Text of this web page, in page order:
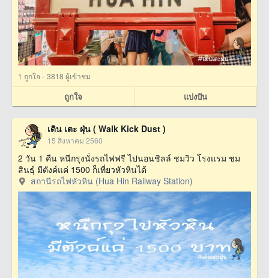
1 ถูกใจ · 3818 ผู้เข้าชม
ถูกใจ แบ่งปัน
เดิน เตะ ฝุ่น ( Walk Kick Dust )
15 สิงหาคม 2560
2 วัน 1 คืน หนีกรุงนั่งรถไฟฟรี ไปนอนชิลล์ ชมวิว โรงแรม ชม
สินธุ์ มีตังค์แค่ 1500 ก็เที่ยวหัวหินได้
สถานีรถไฟหัวหิน (Hua Hin Railway Station)